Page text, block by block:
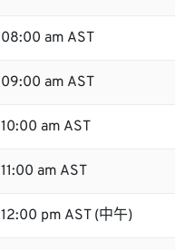
08:00 am AST
09:00 am AST
10:00 am AST
11:00 am AST
12:00 pm AST (中午)